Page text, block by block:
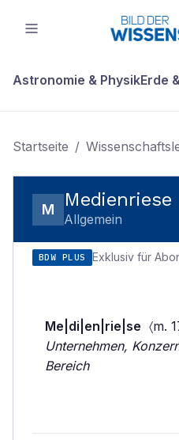
Astronomie & PhysikErde
Startseite /
M Medienriese
Allgemein
BDW PLUS Exklusiv für
Me|di|en|rie|se 〈m.
Unternehmen,
Bereich